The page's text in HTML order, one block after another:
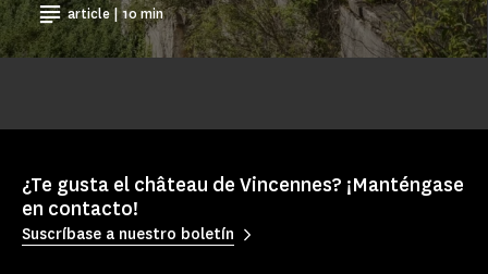
article | 10 min
¿Te gusta el château de Vincennes? ¡Manténgase
en contacto!
Suscríbase a nuestro boletín